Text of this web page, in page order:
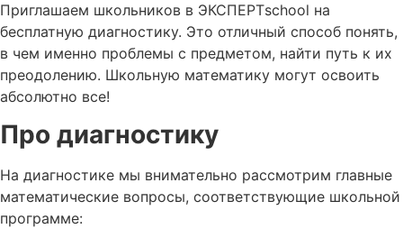
Приглашаем школьников в ЭКСПЕРТschool на
бесплатную диагностику. Это отличный способ понять,
в чем именно проблемы с предметом, найти путь к их
преодолению. Школьную математику могут освоить
абсолютно все!
Про диагностику
На диагностике мы внимательно рассмотрим главные
математические вопросы, соответствующие школьной
программе: